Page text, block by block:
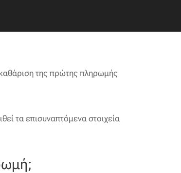
της πρώτης πληρωμής
τα επισυναπτόμενα στοιχεία